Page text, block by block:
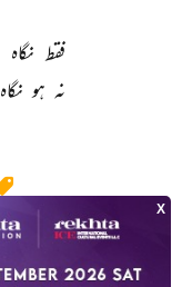
فقط نگاہ
نہ ہو نگاہ